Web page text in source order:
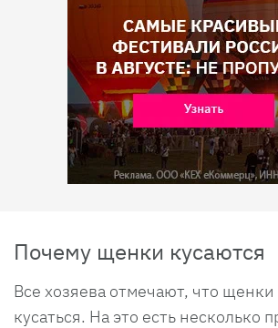
Почему щенки кусаются
Все хозяева отмечают, что
кусаться. На это есть несколько